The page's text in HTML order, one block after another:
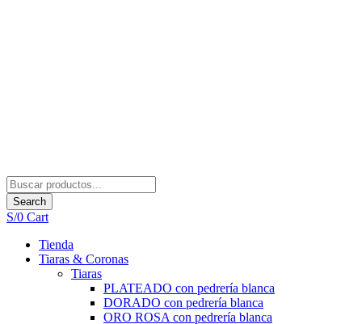
Search
S/0 Cart
Tienda
Tiaras & Coronas
Tiaras
PLATEADO con pedrería blanca
DORADO con pedrería blanca
ORO ROSA con pedrería blanca